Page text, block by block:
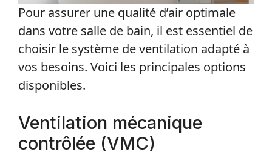
Pour assurer une qualité d’air optimale
dans votre salle de bain, il est essentiel de
choisir le système de ventilation adapté à
vos besoins. Voici les principales options
disponibles.
Ventilation mécanique
contrôlée (VMC)